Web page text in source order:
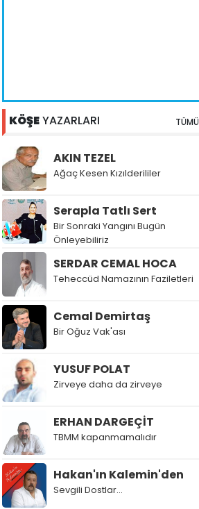
KÖŞEYAZARLARI TÜMÜ
AKIN TEZEL
Ağaç Kesen Kızılderililer
Serapla Tatlı Sert
Bir Sonraki Yangını Bugün
Önleyebiliriz
SERDAR CEMAL HOCA
Teheccüd Namazının Faziletleri
Cemal Demirtaş
Bir Oğuz Vak'ası
YUSUF POLAT
Zirveye daha da zirveye
ERHAN DARGEÇİT
TBMM kapanmamalıdır
Hakan'ın Kalemin'den
Sevgili Dostlar...